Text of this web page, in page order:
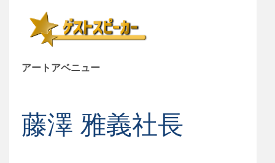
アートアベニュー
藤澤 雅義社長